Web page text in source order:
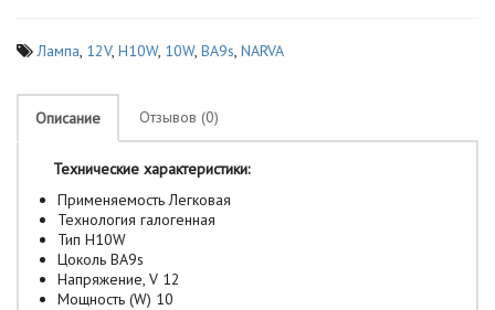
Лампа, 12V, H10W, 10W, BA9s, NARVA
Описание Отзывов (0)
Технические характеристики:
Применяемость Легковая
Технология галогенная
Тип H10W
Цоколь BA9s
Напряжение, V 12
Мощность (W) 10